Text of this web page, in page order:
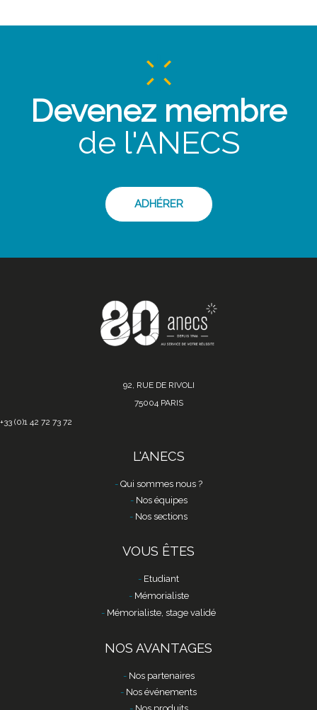
Devenez membre
de l'ANECS
ADHÉRER
92, RUE DE RIVOLI
75004 PARIS
+33 (0)1 42 72 73 72
L'ANECS
Qui sommes nous ?
Nos équipes
Nos sections
VOUS ÊTES
Etudiant
Mémorialiste
Mémorialiste, stage validé
NOS AVANTAGES
Nos partenaires
Nos événements